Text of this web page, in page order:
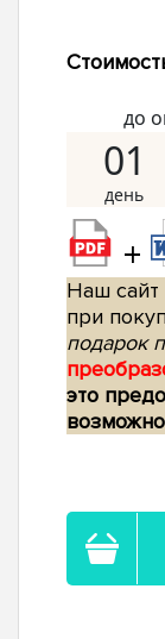
до
01
+
Наш сайт
при
подарок
это